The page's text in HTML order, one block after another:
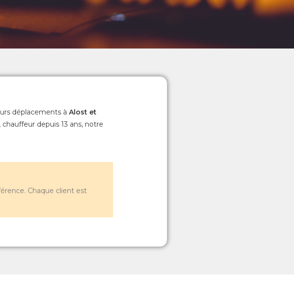
déplacements à Alost et
, chauffeur depuis 13 ans, notre
Chaque client est